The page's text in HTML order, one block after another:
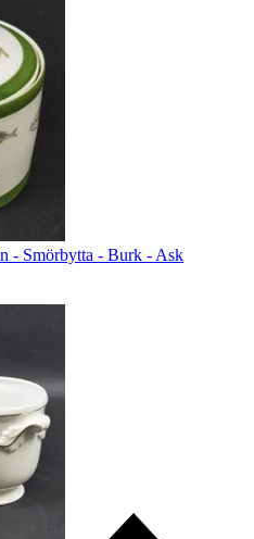
- Smörbytta - Burk - Ask